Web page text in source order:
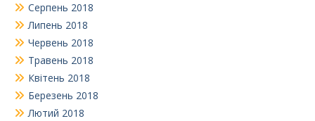
Серпень 2018
Липень 2018
Червень 2018
Травень 2018
Квітень 2018
Березень 2018
Лютий 2018